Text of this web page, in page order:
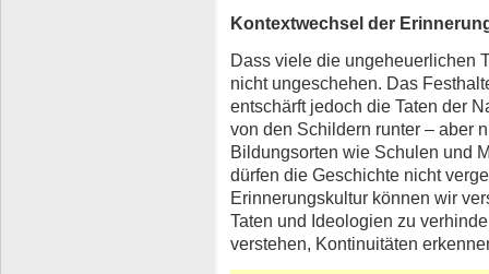
Kontextwechsel der
Dass viele die ungeheuerlichen
nicht ungeschehen. Das
entschärft jedoch die Taten der
von den Schildern runter – aber
Bildungsorten wie Schulen und
dürfen die Geschichte nicht
Erinnerungskultur können wir
Taten und Ideologien zu
verstehen, Kontinuitäten